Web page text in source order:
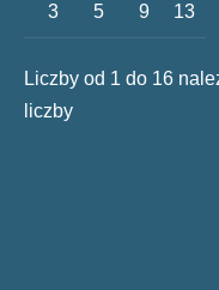
3 5 9 13
Liczby od 1 do 16
liczby